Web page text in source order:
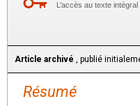
L’accès au texte
Article archivé , publié
Résumé